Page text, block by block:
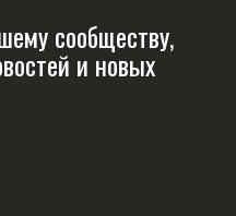
сообществу,
и новых